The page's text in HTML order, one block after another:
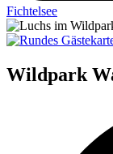
Fichtelsee
Wildpark